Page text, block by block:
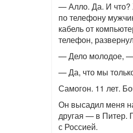
— Алло. Да. И что?
по телефону
кабель от
телефон,
— Дело молодое, —
— Да, что мы
Самогон. 11 лет.
Он высадил меня
другая — в Питер.
с Россией.